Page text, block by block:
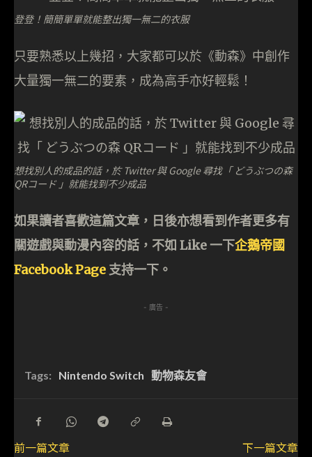
登登！簡簡單單就能整出獨一無二的衣服
只要熟悉以上幾招，大家都可以於《動森》中創作
大量獨一無二的要素，成為高手亦好輕鬆！
想找別人的成品的話，於 Twitter 與 Google 尋找「 どうぶつの森
QRコード 」就能找到不少成品
如果讀者喜歡這篇文章，日後亦想看到作者更多有
關遊戲與動漫內容的話，不如 Like 一下企鵝帝國
Facebook Page支持一下。
- 廣告 -
Tags: Nintendo Switch 動物森友會
前一篇文章
下一篇文章